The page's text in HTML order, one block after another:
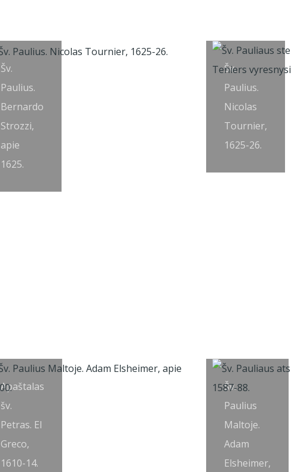
Šv.
Paulius.
Bernardo
Strozzi,
apie
1625.
Šv.
Paulius.
Nicolas
Tournier,
1625-26.
Apaštalas
šv.
Petras. El
Greco,
1610-14.
Šv.
Paulius
Maltoje.
Adam
Elsheimer,